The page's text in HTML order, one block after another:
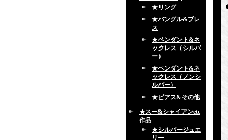
★リング
★バングル&ブレ
ス
★ペンダント&ネ
ックレス（シルバ
ー）
★ペンダント&ネ
ックレス（ノンシ
ルバー）
★ピアス&その他
★スー&シャイアンetc
作品
★シルバージュエ
リー